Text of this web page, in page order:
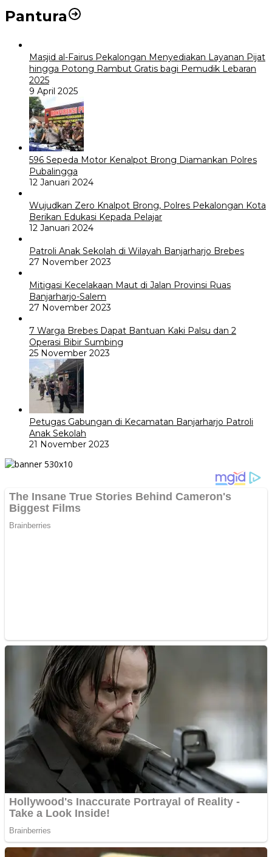
Pantura
Masjid al-Fairus Pekalongan Menyediakan Layanan Pijat
hingga Potong Rambut Gratis bagi Pemudik Lebaran
2025
9 April 2025
596 Sepeda Motor Kenalpot Brong Diamankan Polres
Pubalingga
12 Januari 2024
Wujudkan Zero Knalpot Brong, Polres Pekalongan Kota
Berikan Edukasi Kepada Pelajar
12 Januari 2024
Patroli Anak Sekolah di Wilayah Banjarharjo Brebes
27 November 2023
Mitigasi Kecelakaan Maut di Jalan Provinsi Ruas
Banjarharjo-Salem
27 November 2023
7 Warga Brebes Dapat Bantuan Kaki Palsu dan 2
Operasi Bibir Sumbing
25 November 2023
Petugas Gabungan di Kecamatan Banjarharjo Patroli
Anak Sekolah
21 November 2023